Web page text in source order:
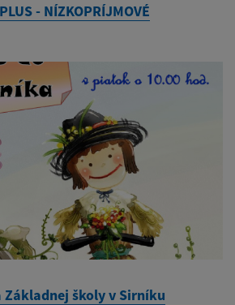
- NÍZKOPRÍJMOVÉ
školy v Sirníku